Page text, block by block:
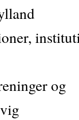
og